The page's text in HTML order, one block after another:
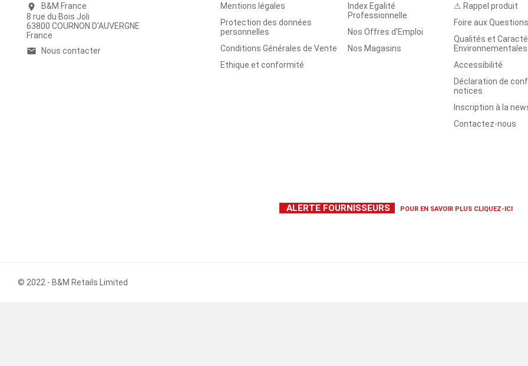
location_on
B&M France
8 rue du Bois Joli
63800 COURNON D'AUVERGNE
France
email Nous contacter
Mentions légales
Protection des données
personnelles
Conditions Générales de Vente
Ethique et conformité
Index Egalité
Professionnelle
Nos Offres d'Emploi
Nos Magasins
⚠ Rappel produit
Foire aux
Qualités et
Environnementales
Accessibilité
Déclaration de
notices
Inscription à la
Contactez-nous
ALERTE FOURNISSEURS POUR EN SAVOIR PLUS CLIQUEZ-ICI
© 2022 - B&M Retails Limited